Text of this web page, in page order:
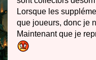
Lorsque les
que joueurs, donc je
Maintenant que je